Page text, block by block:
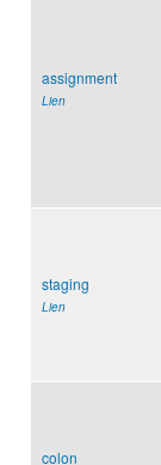
assignment
Lien
staging
Lien
colon